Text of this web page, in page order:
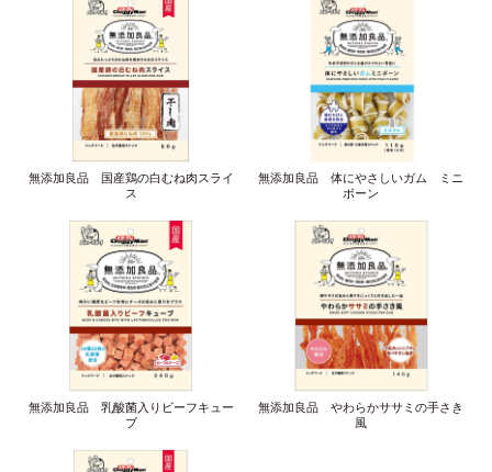
無添加良品 国産鶏の白むね肉スライ
ス
無添加良品 体にやさしいガム ミニ
ボーン
無添加良品 乳酸菌入りビーフキュー
ブ
無添加良品 やわらかササミの手さき
風